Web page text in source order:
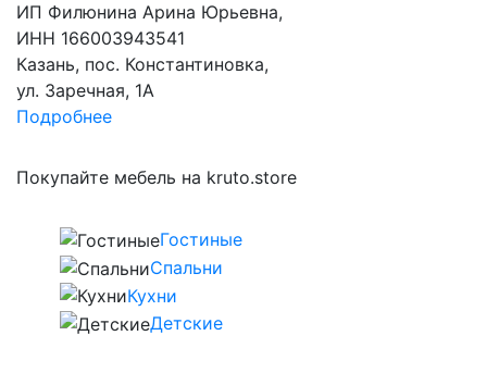
ИП Филюнина Арина Юрьевна,
ИНН 166003943541
Казань, пос. Константиновка,
ул. Заречная, 1А
Подробнее
Покупайте мебель на kruto.store
Гостиные
Спальни
Кухни
Детские